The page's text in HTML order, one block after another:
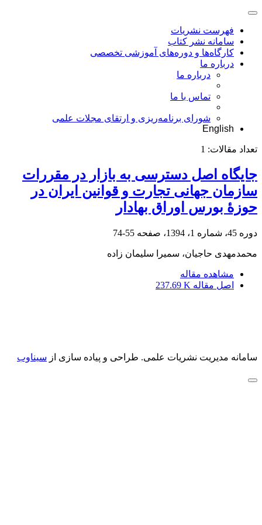
فهرست نشریات
سامانه نشر کتاب
کارگاه‌ها و دوره‌های آموزشی تخصصی
درباره ما
درباره ما
تماس با ما
شورای برنامه‌ریزی و ارتقای مجلات علمی
English
تعداد مقالات: 1
جایگاه اصل دسترسی به بازار در مقررات
سازمان جهانی تجارت و قوانین ایران در
حوزۀ بورس اوراق بهادار
دوره 45، شماره 1، 1394، صفحه 55-74
محمدمهدی حاجیان، سمیرا سلیمان زاده
مشاهده مقاله
اصل مقاله 237.69 K
سامانه مدیریت نشریات علمی. طراحی و پیاده سازی از سیناوب